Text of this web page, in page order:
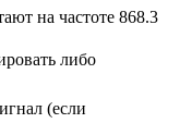
на частоте 868.3
либо
(если